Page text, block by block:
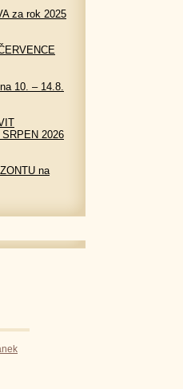
za rok 2025
10. – 14.8.
2026
na